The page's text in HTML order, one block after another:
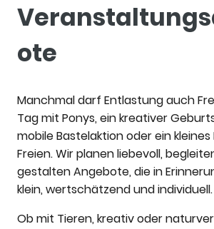
ote
Manchmal darf Entlastung auch
Tag mit Ponys, ein kreativer
mobile Bastelaktion oder ein kleines
Freien. Wir planen liebevoll,
gestalten Angebote, die in
klein, wertschätzend und individuell.
Ob mit Tieren, kreativ oder